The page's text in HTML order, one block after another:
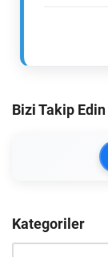
Bizi Takip Edin
Kategoriler